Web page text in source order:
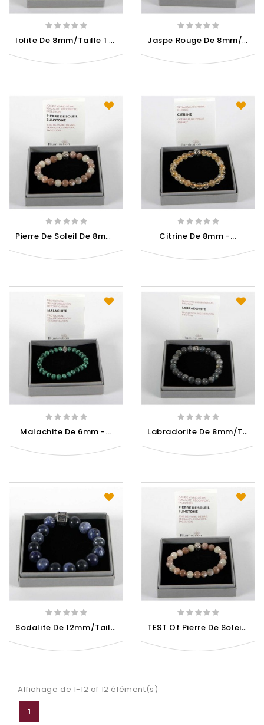
I
Olite De 8mm/Taille 1 -... J
Aspe Rouge De 8mm/Taille 1...
P
Ierre De Soleil De 8mm -... Citrine De 8mm -...
Malachite De 6mm -... L
Abradorite De 8mm/Taille 1...
S
Odalite De 12mm/Taille 2 -... T
EST Of Pierre De Soleil De...
Affichage de 1-12 of 12 élément(s)
1